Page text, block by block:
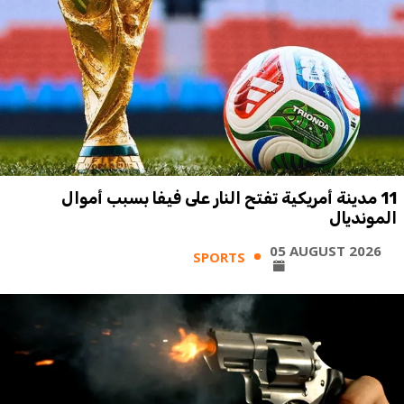
11 مدينة أمريكية تفتح النار على فيفا بسبب أموال
المونديال
SPORTS 05 AUGUST 2026